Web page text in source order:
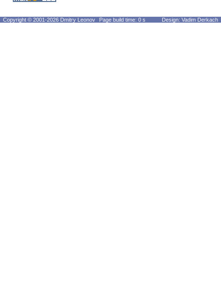
Copyright © 2001-2026 Dmitry Leonov Page build time: 0 s Design: Vadim Derkach